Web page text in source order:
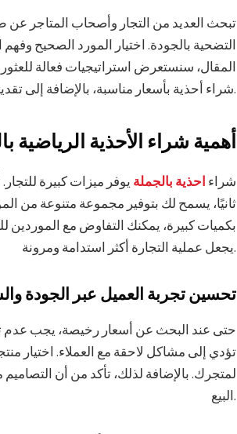
تبحث العديد من التجار وأصحاب المتاجر
التضحية بالجودة. اختيار المورد الصحيح
المقال، سنستعرض استراتيجيات فعالة
شراء أحذية بأسعار مناسبة، بالإضافة إلى تقديم معلومات عملية حول اختيار الموديلات الرائجة.
أهمية شراء الأحذية الرياضية
شراء احذية بالجملة يوفر ميزات كبيرة
ثانيًا، يسمح لك بتوفير مجموعة متنوعة من
بكميات كبيرة، يمكنك التفاوض مع
يجعل عملية التجارة أكثر استدامة ومرونة.
تحسين تجربة العميل عبر الجودة
حتى عند البحث عن أسعار رخيصة، يجب عدم
تؤدي إلى مشاكل لاحقة مع العملاء. اختيار
لمتجرك. بالإضافة لذلك، تأكد من أن
البيع.